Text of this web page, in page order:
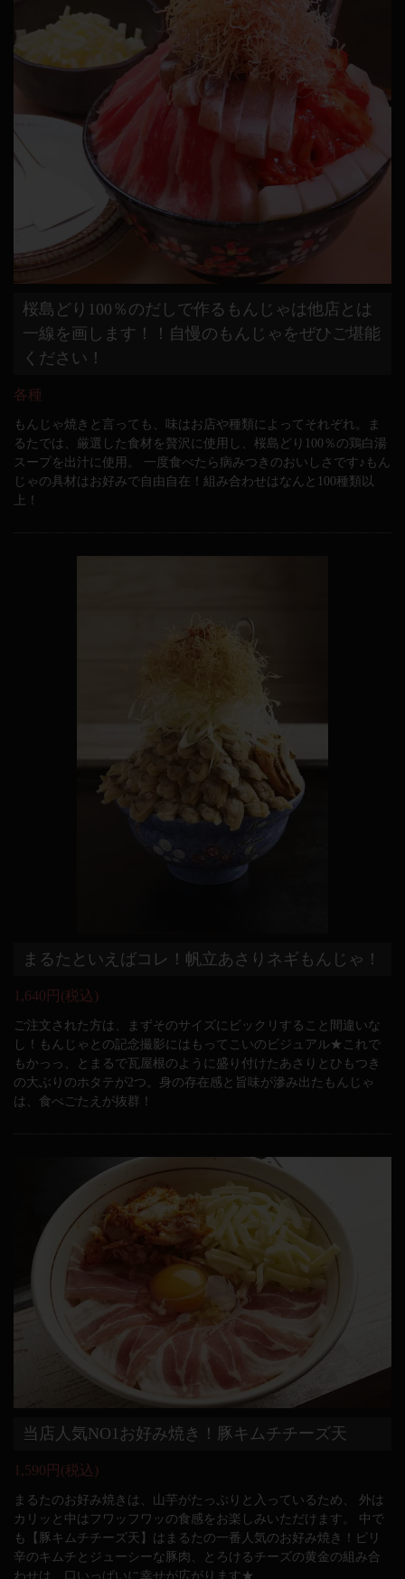
桜島どり100％のだしで作るもんじゃは他店とは
一線を画します！！自慢のもんじゃをぜひご堪能
ください！
各種
もんじゃ焼きと言っても、味はお店や種類によってそれぞれ。ま
るたでは、厳選した食材を贅沢に使用し、桜島どり100％の鶏白湯
スープを出汁に使用。 一度食べたら病みつきのおいしさです♪もん
じゃの具材はお好みで自由自在！組み合わせはなんと100種類以
上！
まるたといえばコレ！帆立あさりネギもんじゃ！
1,640円 (税込)
ご注文された方は、まずそのサイズにビックリすること間違いな
し！もんじゃとの記念撮影にはもってこいのビジュアル★これで
もかっっ、とまるで瓦屋根のように盛り付けたあさりとひもつき
の大ぶりのホタテが2つ。身の存在感と旨味が滲み出たもんじゃ
は、食べごたえが抜群！
当店人気NO1お好み焼き！豚キムチチーズ天
1,590円 (税込)
まるたのお好み焼きは、山芋がたっぷりと入っているため、 外は
カリッと中はフワッフワッの食感をお楽しみいただけます。 中で
も【豚キムチチーズ天】はまるたの一番人気のお好み焼き！ピリ
辛のキムチとジューシーな豚肉、とろけるチーズの黄金の組み合
わせは、口いっぱいに幸せが広がります★